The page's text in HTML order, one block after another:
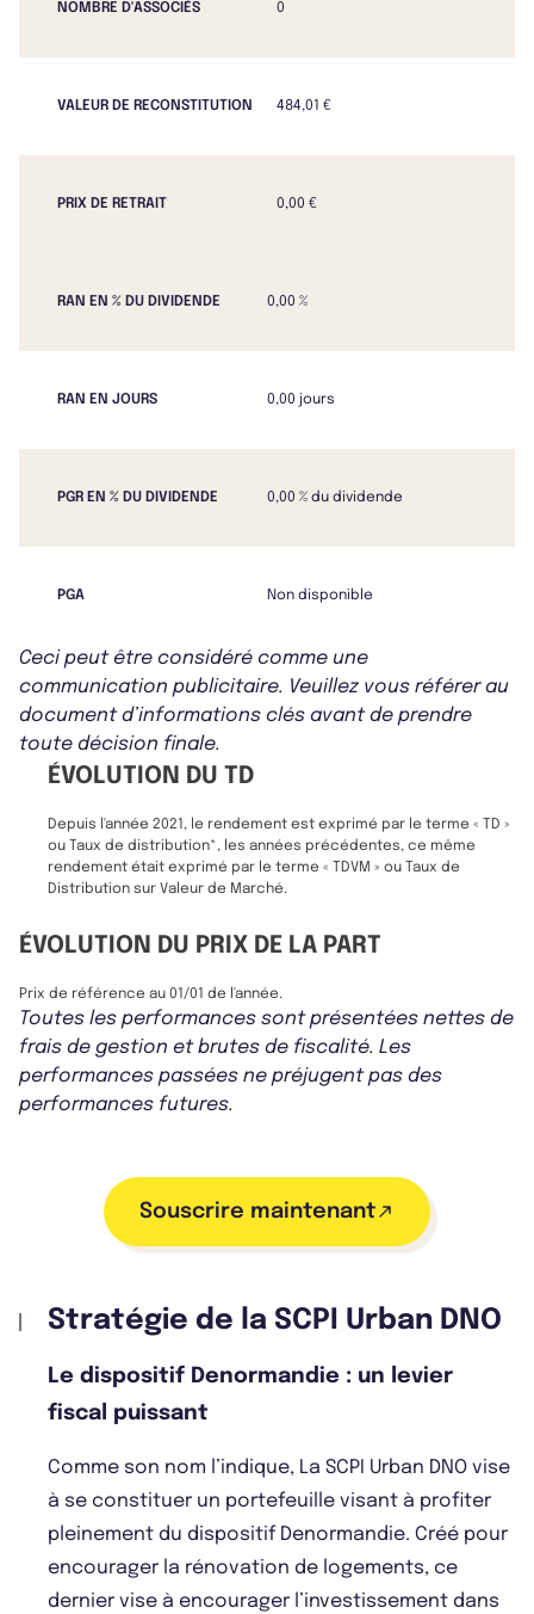
NOMBRE D'ASSOCIÉS 0
VALEUR DE RECONSTITUTION 484,01 €
PRIX DE RETRAIT 0,00 €
RAN EN % DU DIVIDENDE 0,00 %
RAN EN JOURS 0,00 jours
PGR EN % DU DIVIDENDE 0,00 % du dividende
PGA Non disponible
Ceci peut être considéré comme une
communication publicitaire. Veuillez vous référer au
document d’informations clés avant de prendre
toute décision finale.
ÉVOLUTION DU TD
Depuis l'année 2021, le rendement est exprimé par le terme « TD »
ou Taux de distribution*, les années précédentes, ce même
rendement était exprimé par le terme « TDVM » ou Taux de
Distribution sur Valeur de Marché.
ÉVOLUTION DU PRIX DE LA PART
Prix de référence au 01/01 de l'année.
Toutes les performances sont présentées nettes de
frais de gestion et brutes de fiscalité. Les
performances passées ne préjugent pas des
performances futures.
Souscrire maintenant
Stratégie de la SCPI Urban DNO
Le dispositif Denormandie : un levier
fiscal puissant
Comme son nom l’indique, La SCPI Urban DNO vise
à se constituer un portefeuille visant à profiter
pleinement du dispositif Denormandie. Créé pour
encourager la rénovation de logements, ce
dernier vise à encourager l’investissement dans